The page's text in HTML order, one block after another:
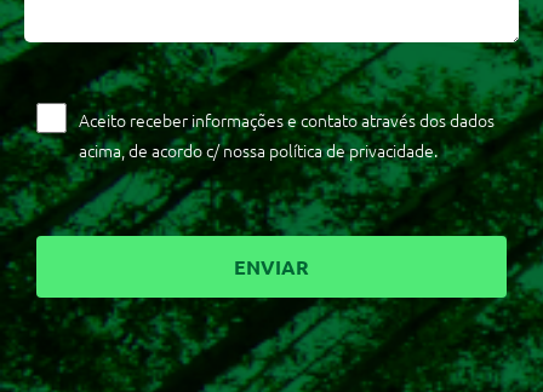
Aceito receber informações e contato através dos dados
acima, de acordo c/ nossa política de privacidade.